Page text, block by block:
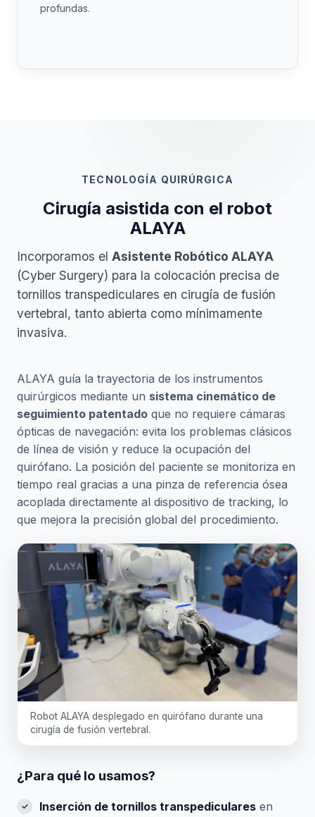
profundas.
TECNOLOGÍA QUIRÚRGICA
Cirugía asistida con el robot
ALAYA
Incorporamos el Asistente Robótico ALAYA
(Cyber Surgery) para la colocación precisa de
tornillos transpediculares en cirugía de fusión
vertebral, tanto abierta como mínimamente
invasiva.
ALAYA guía la trayectoria de los instrumentos
quirúrgicos mediante un sistema cinemático de
seguimiento patentado que no requiere cámaras
ópticas de navegación: evita los problemas clásicos
de línea de visión y reduce la ocupación del
quirófano. La posición del paciente se monitoriza en
tiempo real gracias a una pinza de referencia ósea
acoplada directamente al dispositivo de tracking, lo
que mejora la precisión global del procedimiento.
Robot ALAYA desplegado en quirófano durante una
cirugía de fusión vertebral.
¿Para qué lo usamos?
Inserción de tornillos transpediculares en